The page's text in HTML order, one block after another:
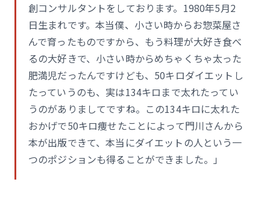
創コンサルタントをしております。1980年5月2
日生まれです。本当僕、小さい時からお惣菜屋さ
んで育ったものですから、もう料理が大好き食べ
るの大好きで、小さい時からめちゃくちゃ太った
肥満児だったんですけども、50キロダイエットし
たっていうのも、実は134キロまで太れたってい
うのがありましてですね。この134キロに太れた
おかげで50キロ痩せたことによって門川さんから
本が出版できて、本当にダイエットの人という一
つのポジションも得ることができました。」